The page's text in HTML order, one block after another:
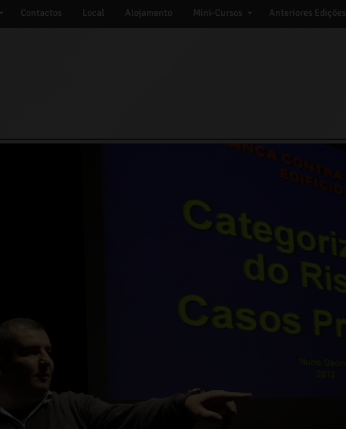
Contactos Local Alojamento Mini-Cursos Anteriores Edições